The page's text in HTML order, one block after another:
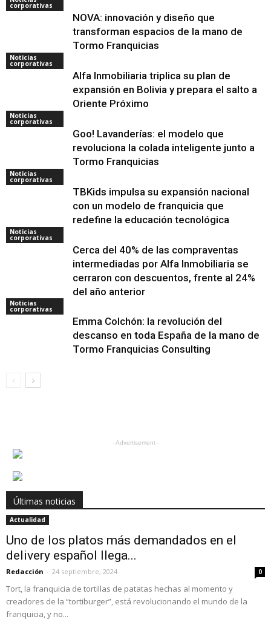
corporativas
NOVA: innovación y diseño que
transforman espacios de la mano de
Tormo Franquicias
Noticias
corporativas
Alfa Inmobiliaria triplica su plan de
expansión en Bolivia y prepara el salto a
Oriente Próximo
Noticias
corporativas
Goo! Lavanderías: el modelo que
revoluciona la colada inteligente junto a
Tormo Franquicias
Noticias
corporativas
TBKids impulsa su expansión nacional
con un modelo de franquicia que
redefine la educación tecnológica
Noticias
corporativas
Cerca del 40% de las compraventas
intermediadas por Alfa Inmobiliaria se
cerraron con descuentos, frente al 24%
del año anterior
Noticias
corporativas
Emma Colchón: la revolución del
descanso en toda España de la mano de
Tormo Franquicias Consulting
- Advertisement -
Últimas noticias
Actualidad
Uno de los platos más demandados en el
delivery español llega...
Redacción - 24 septiembre, 2024 0
Tort, la franquicia de tortillas de patatas hechas al momento y
creadores de la “tortiburger”, está revolucionando el mundo de la
franquicia, y no...